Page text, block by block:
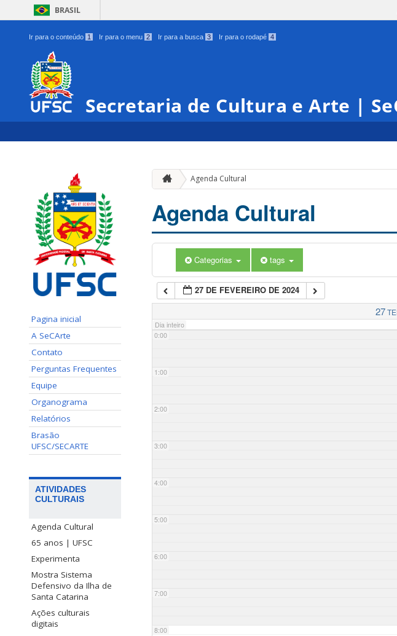
BRASIL
Ir para o conteúdo 1 Ir para o menu 2 Ir para a busca 3 Ir para o rodapé 4
Secretaria de Cultura e Arte |
Pagina inicial
A SeCArte
Contato
Perguntas Frequentes
Equipe
Organograma
Relatórios
Brasão
UFSC/SECARTE
ATIVIDADES
CULTURAIS
Agenda Cultural
65 anos | UFSC
Experimenta
Mostra Sistema
Defensivo da Ilha de
Santa Catarina
Ações culturais
digitais
Agenda Cultural
Agenda Cultural
Categorias tags
27 DE FEVEREIRO DE 2024
27
Dia inteiro
0:00
1:00
2:00
3:00
4:00
5:00
6:00
7:00
8:00